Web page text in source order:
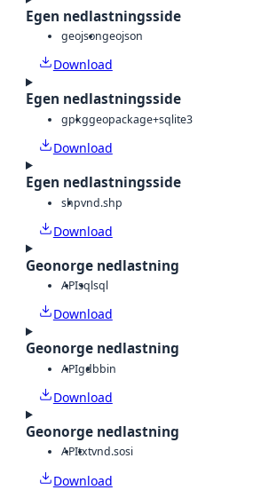
Egen nedlastningsside
geojsongeojson
Download
Egen nedlastningsside
gpkggeopackage+sqlite3
Download
Egen nedlastningsside
shpvnd.shp
Download
Geonorge nedlastning
APIsqlsql
Download
Geonorge nedlastning
APIgdbbin
Download
Geonorge nedlastning
APItxtvnd.sosi
Download